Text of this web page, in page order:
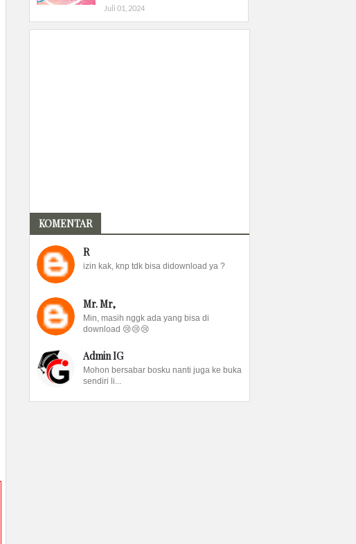
Juli 01, 2024
KOMENTAR
R
izin kak, knp tdk bisa didownload ya ?
Mr. Mr,
Min, masih nggk ada yang bisa di
download 😢😢😢
Admin IG
Mohon bersabar bosku nanti juga ke buka
sendiri li...